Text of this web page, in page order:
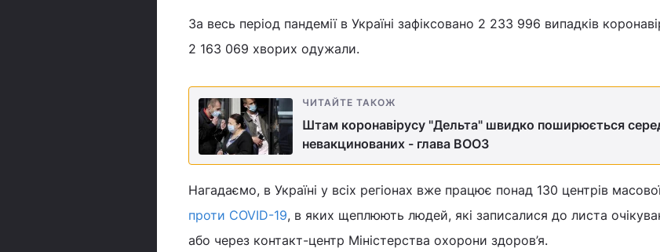
За весь період пандемії в Україні зафіксовано 2 233 996 випадків
2 163 069 хворих одужали.
ЧИТАЙТЕ ТАКОЖ
Штам коронавірусу "Дельта" швидко поширюється
невакцинованих - глава ВООЗ
Нагадаємо, в Україні у всіх регіонах вже працює понад 130 центрів
проти COVID-19, в яких щеплюють людей, які записалися до листа
або через контакт-центр Міністерства охорони здоров’я.